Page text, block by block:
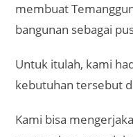
membuat
bangunan sebagai
Untuk itulah, kami
kebutuhan tersebut
Kami bisa